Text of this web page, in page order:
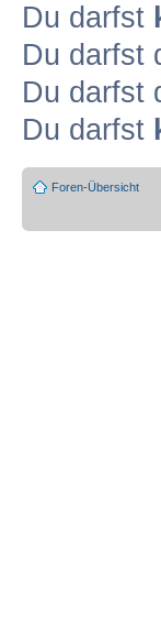
Du darfst
Du darfst
Du darfst
Du darfst
Foren-Übersicht